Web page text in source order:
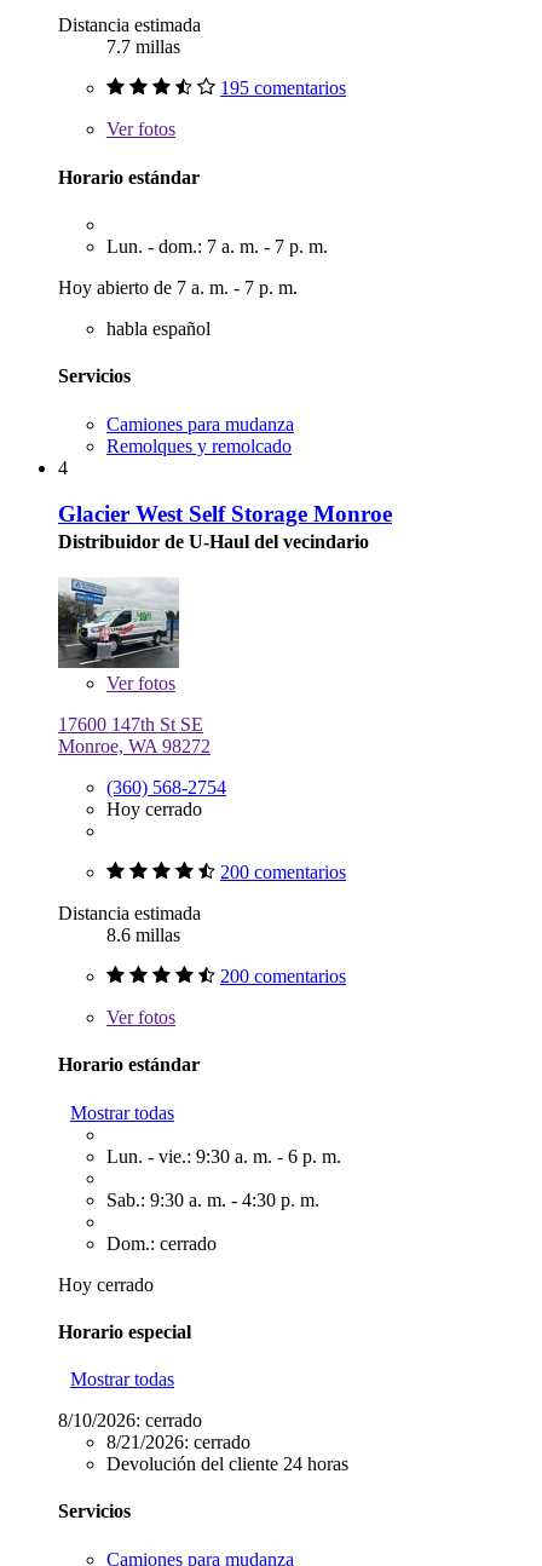
Distancia estimada
7.7 millas
195 comentarios
Verfotos
Horario estándar
Lun. - dom.: 7 a. m. - 7 p. m.
Hoy abierto de 7 a. m. - 7 p. m.
habla español
Servicios
Camiones para mudanza
Remolques y remolcado
4
Glacier West Self Storage Monroe
Distribuidor de U-Haul del vecindario
Verfotos
17600 147th St SE
Monroe, WA 98272
(360) 568-2754
Hoy cerrado
200 comentarios
Distancia estimada
8.6 millas
200 comentarios
Verfotos
Horario estándar
Mostrar todas
Lun. - vie.: 9:30 a. m. - 6 p. m.
Sab.: 9:30 a. m. - 4:30 p. m.
Dom.: cerrado
Hoy cerrado
Horario especial
Mostrar todas
8/10/2026: cerrado
8/21/2026: cerrado
Devolución del cliente 24 horas
Servicios
Camiones para mudanza